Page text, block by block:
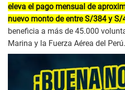
eleva el pago mensual de
nuevo monto de entre S/384 y S/
beneficia a más de 45.000
Marina y la Fuerza Aérea del Perú.